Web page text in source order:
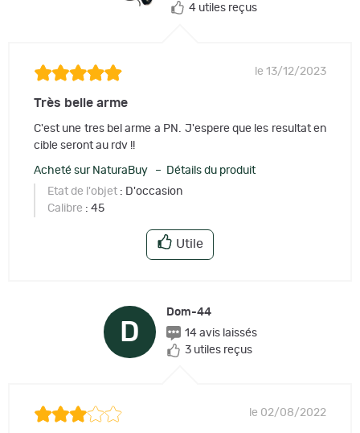
4 utiles reçus
le 13/12/2023
Très belle arme
C'est une tres bel arme a PN. J'espere que les resultat en
cible seront au rdv !!
Acheté sur NaturaBuy – Détails du produit
Etat de l'objet : D'occasion
Calibre : 45
Utile
D
Dom-44
14 avis laissés
3 utiles reçus
le 02/08/2022